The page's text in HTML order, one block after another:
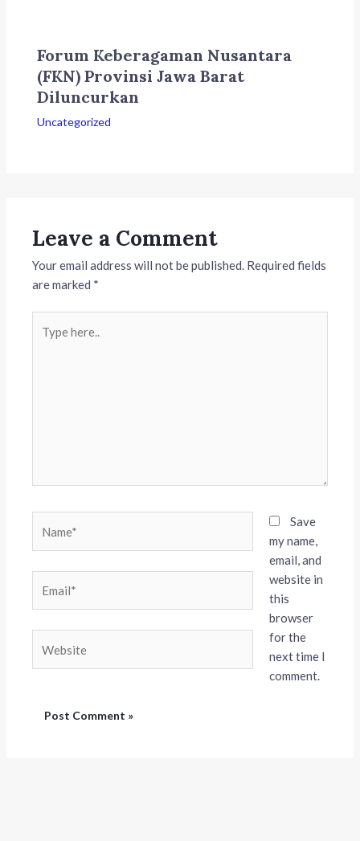
Forum Keberagaman Nusantara
(FKN) Provinsi Jawa Barat
Diluncurkan
Uncategorized
Leave a Comment
Your email address will not be published. Required fields
are marked *
here..
Save
my name,
email, and
website in
this
browser
for the
next time I
comment.